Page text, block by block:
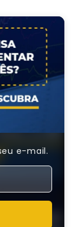
e-mail.